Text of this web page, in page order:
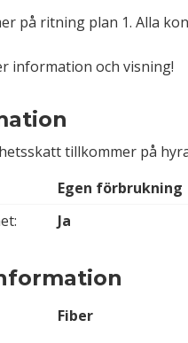
på ritning plan 1. Alla
information och visning!
tillkommer på
Egen förbrukning
Ja
Fiber